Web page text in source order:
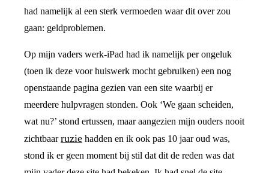
had namelijk al een sterk vermoeden waar dit over zou
gaan: geldproblemen.
Op mijn vaders werk-iPad had ik namelijk per ongeluk
(toen ik deze voor huiswerk mocht gebruiken) een nog
openstaande pagina gezien van een site waarbij er
meerdere hulpvragen stonden. Ook ‘We gaan scheiden,
wat nu?’ stond ertussen, maar aangezien mijn ouders nooit
zichtbaarruzie hadden en ik ook pas 10 jaar oud was,
stond ik er geen moment bij stil dat dit de reden was dat